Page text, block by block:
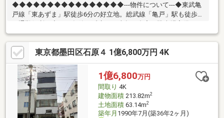
◆◆◆◆◆◆◆◆◆◆◆◆◆◆◆◆---物件について---◆東武亀
戸線「東あずま」駅徒歩6分の好立地。総武線「亀戸」駅も徒歩圏
多人数世帯にも嬉しいゆとり設計。◆全居室に窓がある明るい住
空間。収納も豊富で、家族全員の荷物もすっきり片付きます。---
こちらの物件でアドキャストが出来る事---◆提携銀行のご利用が
可能（金利0.92％～）◆物件調査報告書の作成が可能です◆ライ
フプランシミュレーション(※LP)の実施が可能です (※LPとは、住
宅購入後の資金シミュレーションで
す)◆◆◆◆◆◆◆◆◆◆◆◆◆◆◆◆
東京都墨田区石原４ 1億6,800万円 4K
1億6,800万円
間取り 4K
建物面積213.82m2
土地面積63.14m2
築年月 1990年7月(築36年2ヶ月)